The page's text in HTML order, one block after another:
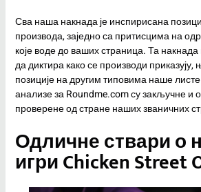
Сва наша накнада је инспирисана
производа, заједно са притисцима на
које воде до ваших страница. Та
да диктира како се производи приказују,
позиције на другим типовима наше
анализе за Roundme.com су закључне и
проверене од стране наших званичних
Одличне ствари о
игри Chicken Street